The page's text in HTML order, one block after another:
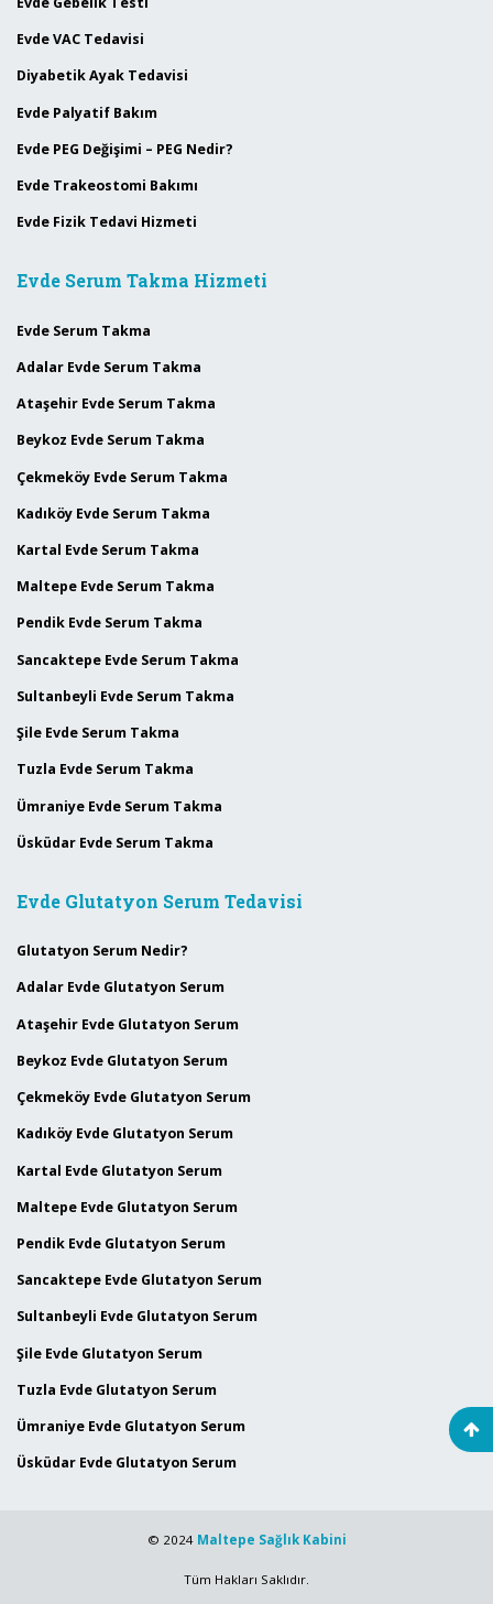
Evde VAC Tedavisi
Diyabetik Ayak Tedavisi
Evde Palyatif Bakım
Evde PEG Değişimi – PEG Nedir?
Evde Trakeostomi Bakımı
Evde Fizik Tedavi Hizmeti
Evde Serum Takma Hizmeti
Evde Serum Takma
Adalar Evde Serum Takma
Ataşehir Evde Serum Takma
Beykoz Evde Serum Takma
Çekmeköy Evde Serum Takma
Kadıköy Evde Serum Takma
Kartal Evde Serum Takma
Maltepe Evde Serum Takma
Pendik Evde Serum Takma
Sancaktepe Evde Serum Takma
Sultanbeyli Evde Serum Takma
Şile Evde Serum Takma
Tuzla Evde Serum Takma
Ümraniye Evde Serum Takma
Üsküdar Evde Serum Takma
Evde Glutatyon Serum Tedavisi
Glutatyon Serum Nedir?
Adalar Evde Glutatyon Serum
Ataşehir Evde Glutatyon Serum
Beykoz Evde Glutatyon Serum
Çekmeköy Evde Glutatyon Serum
Kadıköy Evde Glutatyon Serum
Kartal Evde Glutatyon Serum
Maltepe Evde Glutatyon Serum
Pendik Evde Glutatyon Serum
Sancaktepe Evde Glutatyon Serum
Sultanbeyli Evde Glutatyon Serum
Şile Evde Glutatyon Serum
Tuzla Evde Glutatyon Serum
Ümraniye Evde Glutatyon Serum
Üsküdar Evde Glutatyon Serum
© 2024 Maltepe Sağlık Kabini
Tüm Hakları Saklıdır.